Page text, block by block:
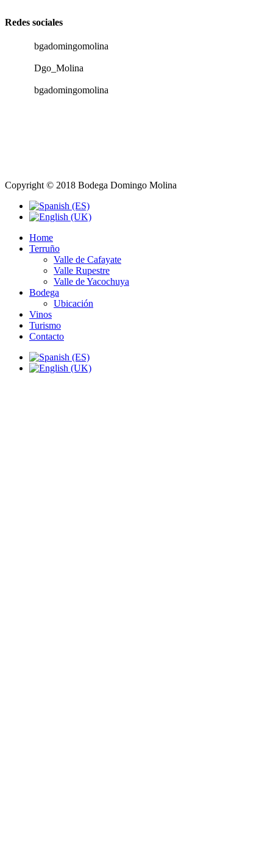
Redes sociales
bgadomingomolina
Dgo_Molina
bgadomingomolina
Copyright © 2018 Bodega Domingo Molina
Home
Terruño
Valle de Cafayate
Valle Rupestre
Valle de Yacochuya
Bodega
Ubicación
Vinos
Turismo
Contacto